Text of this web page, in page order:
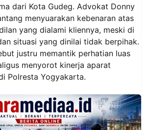
dari Kota Gudeg. Advokat Donny
menyuarakan kebenaran atas
yang dialami kliennya, meski di
situasi yang dinilai tidak berpihak.
justru memantik perhatian luas
menyorot kinerja aparat
Polresta Yogyakarta.